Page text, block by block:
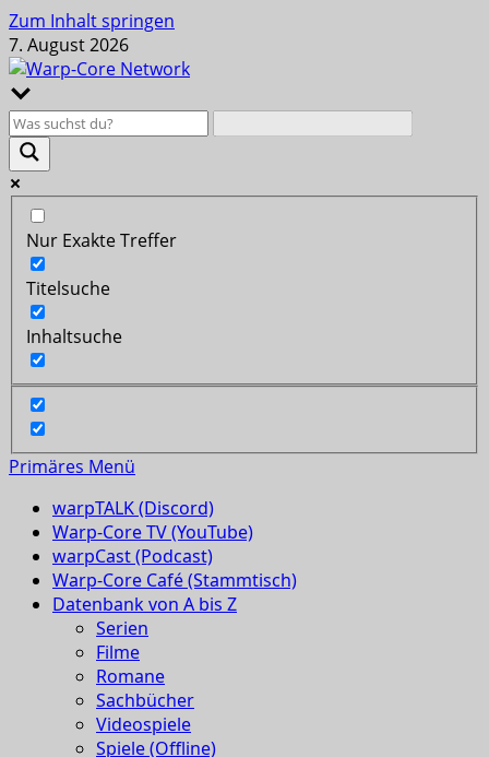
Zum Inhalt springen
7. August 2026
Nur Exakte Treffer
Titelsuche
Inhaltsuche
Primäres Menü
warpTALK (Discord)
Warp-Core TV (YouTube)
warpCast (Podcast)
Warp-Core Café (Stammtisch)
Datenbank von A bis Z
Serien
Filme
Romane
Sachbücher
Videospiele
Spiele (Offline)